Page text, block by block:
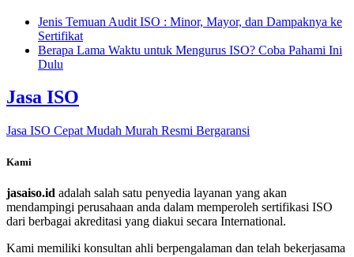
Jenis Temuan Audit ISO : Minor, Mayor, dan Dampaknya ke
Sertifikat
Berapa Lama Waktu untuk Mengurus ISO? Coba Pahami Ini
Dulu
Jasa ISO
Jasa ISO Cepat Mudah Murah Resmi Bergaransi
Kami
jasaiso.id adalah salah satu penyedia layanan yang akan
mendampingi perusahaan anda dalam memperoleh sertifikasi ISO
dari berbagai akreditasi yang diakui secara International.
Kami memiliki konsultan ahli berpengalaman dan telah bekerjasama